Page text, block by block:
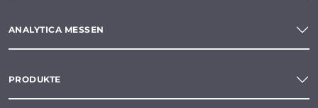
ANALYTICA MESSEN
PRODUKTE